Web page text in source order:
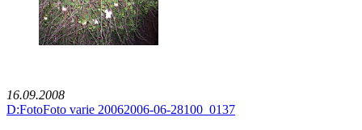
16.09.2008
D:FotoFoto varie 20062006-06-28100_0137